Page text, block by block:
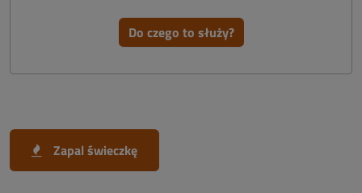
Do czego to służy?
Zapal świeczkę